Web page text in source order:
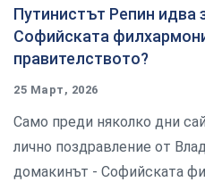
Путинистът Репин идва
Софийската
правителството?
25 Март, 2026
Само преди няколко дни
лично поздравление от
домакинът - Софийската